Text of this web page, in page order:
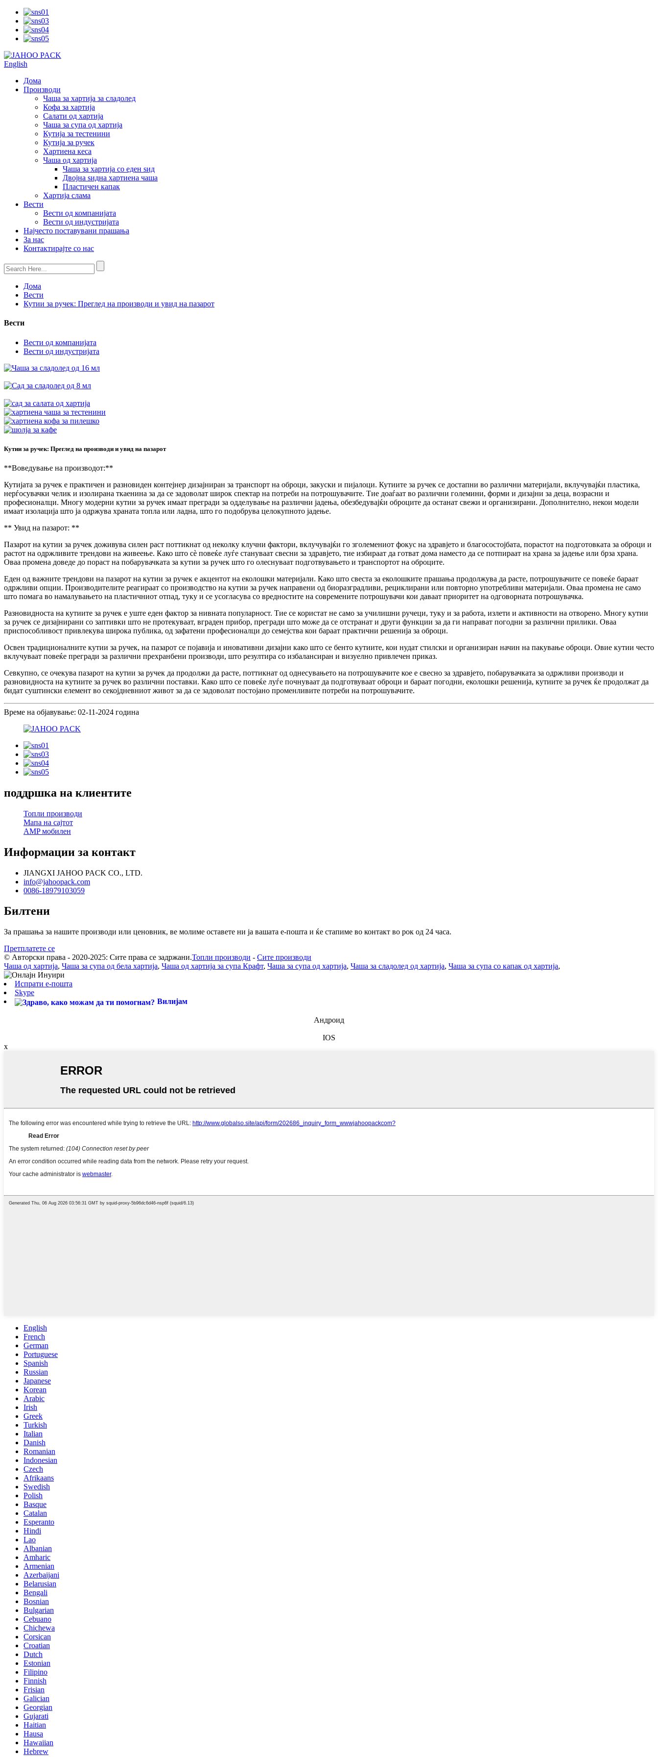
English
Дома
Производи
Чаша за хартија за сладолед
Кофа за хартија
Салати од хартија
Чаша за супа од хартија
Кутија за тестенини
Кутија за ручек
Хартиена кеса
Чаша од хартија
Чаша за хартија со еден ѕид
Двојна ѕидна хартиена чаша
Пластичен капак
Хартија слама
Вести
Вести од компанијата
Вести од индустријата
Најчесто поставувани прашања
За нас
Контактирајте со нас
Дома
Вести
Кутии за ручек: Преглед на производи и увид на пазарот
Вести
Вести од компанијата
Вести од индустријата
Кутии за ручек: Преглед на производи и увид на пазарот
**Воведување на производот:**
Кутијата за ручек е практичен и разновиден контејнер дизајниран за транспорт на оброци, закуски и пијалоци. Кутиите за ручек се достапни во различни материјали, вклучувајќи пластика,
нерѓосувачки челик и изолирана ткаенина за да се задоволат широк спектар на потреби на потрошувачите. Тие доаѓаат во различни големини, форми и дизајни за деца, возрасни и
професионалци. Многу модерни кутии за ручек имаат прегради за одделување на различни јадења, обезбедувајќи оброците да останат свежи и организирани. Дополнително, некои модели
имаат изолација што ја одржува храната топла или ладна, што го подобрува целокупното јадење.
** Увид на пазарот: **
Пазарот на кутии за ручек доживува силен раст поттикнат од неколку клучни фактори, вклучувајќи го зголемениот фокус на здравјето и благосостојбата, порастот на подготовката за оброци и
растот на одржливите трендови на живеење. Како што сè повеќе луѓе стануваат свесни за здравјето, тие избираат да готват дома наместо да се потпираат на храна за јадење или брза храна.
Оваа промена доведе до пораст на побарувачката за кутии за ручек што го олеснуваат подготвувањето и транспортот на оброците.
Еден од важните трендови на пазарот на кутии за ручек е акцентот на еколошки материјали. Како што свеста за еколошките прашања продолжува да расте, потрошувачите се повеќе бараат
одржливи опции. Производителите реагираат со производство на кутии за ручек направени од биоразградливи, рециклирани или повторно употребливи материјали. Оваа промена не само
што помага во намалувањето на пластичниот отпад, туку и се усогласува со вредностите на современите потрошувачи кои даваат приоритет на одговорната потрошувачка.
Разновидноста на кутиите за ручек е уште еден фактор за нивната популарност. Тие се користат не само за училишни ручеци, туку и за работа, излети и активности на отворено. Многу кутии
за ручек се дизајнирани со заптивки што не протекуваат, вграден прибор, прегради што може да се отстранат и други функции за да ги направат погодни за различни прилики. Оваа
приспособливост привлекува широка публика, од зафатени професионалци до семејства кои бараат практични решенија за оброци.
Освен традиционалните кутии за ручек, на пазарот се појавија и иновативни дизајни како што се бенто кутиите, кои нудат стилски и организиран начин на пакување оброци. Овие кутии често
вклучуваат повеќе прегради за различни прехранбени производи, што резултира со избалансиран и визуелно привлечен приказ.
Севкупно, се очекува пазарот на кутии за ручек да продолжи да расте, поттикнат од однесувањето на потрошувачите кое е свесно за здравјето, побарувачката за одржливи производи и
разновидноста на кутиите за ручек во различни поставки. Како што се повеќе луѓе почнуваат да подготвуваат оброци и бараат погодни, еколошки решенија, кутиите за ручек ќе продолжат да
бидат суштински елемент во секојдневниот живот за да се задоволат постојано променливите потреби на потрошувачите.
Време на објавување: 02-11-2024 година
поддршка на клиентите
Топли производи
Мапа на сајтот
AMP мобилен
Информации за контакт
JIANGXI JAHOO PACK CO., LTD.
info@jahoopack.com
0086-18979103059
Билтени
За прашања за нашите производи или ценовник, ве молиме оставете ни ја вашата е-пошта и ќе стапиме во контакт во рок од 24 часа.
Претплатете се
© Авторски права - 2020-2025: Сите права се задржани.Топли производи - Сите производи
Чаша од хартија, Чаша за супа од бела хартија, Чаша од хартија за супа Крафт, Чаша за супа од хартија, Чаша за сладолед од хартија, Чаша за супа со капак од хартија,
Испрати е-пошта
Skype
Вилијам
Андроид
IOS
x
English
French
German
Portuguese
Spanish
Russian
Japanese
Korean
Arabic
Irish
Greek
Turkish
Italian
Danish
Romanian
Indonesian
Czech
Afrikaans
Swedish
Polish
Basque
Catalan
Esperanto
Hindi
Lao
Albanian
Amharic
Armenian
Azerbaijani
Belarusian
Bengali
Bosnian
Bulgarian
Cebuano
Chichewa
Corsican
Croatian
Dutch
Estonian
Filipino
Finnish
Frisian
Galician
Georgian
Gujarati
Haitian
Hausa
Hawaiian
Hebrew